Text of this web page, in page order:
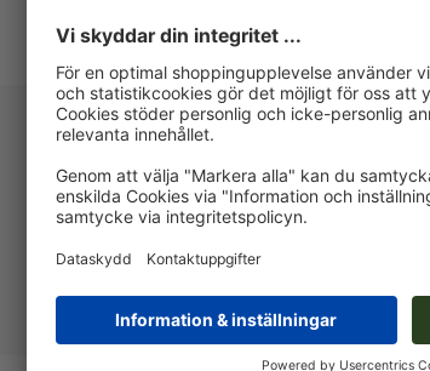
Stämpelplatta för
Trodat Printy 4910 Trodat
Trodat Printy 4912